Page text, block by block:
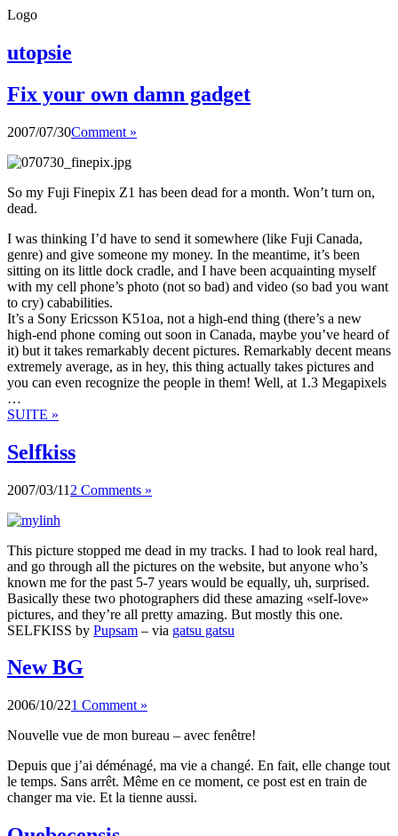
Logo
utopsie
Fix your own damn gadget
2007/07/30Comment »
So my Fuji Finepix Z1 has been dead for a month. Won’t turn on,
dead.
I was thinking I’d have to send it somewhere (like Fuji Canada,
genre) and give someone my money. In the meantime, it’s been
sitting on its little dock cradle, and I have been acquainting myself
with my cell phone’s photo (not so bad) and video (so bad you want
to cry) cababilities.
It’s a Sony Ericsson K51oa, not a high-end thing (there’s a new
high-end phone coming out soon in Canada, maybe you’ve heard of
it) but it takes remarkably decent pictures. Remarkably decent means
extremely average, as in hey, this thing actually takes pictures and
you can even recognize the people in them! Well, at 1.3 Megapixels
…
SUITE »
Selfkiss
2007/03/11 2 Comments »
This picture stopped me dead in my tracks. I had to look real hard,
and go through all the pictures on the website, but anyone who’s
known me for the past 5-7 years would be equally, uh, surprised.
Basically these two photographers did these amazing «self-love»
pictures, and they’re all pretty amazing. But mostly this one.
SELFKISS by Pupsam – via gatsu gatsu
New BG
2006/10/221 Comment »
Nouvelle vue de mon bureau – avec fenêtre!
Depuis que j’ai déménagé, ma vie a changé. En fait, elle change tout
le temps. Sans arrêt. Même en ce moment, ce post est en train de
changer ma vie. Et la tienne aussi.